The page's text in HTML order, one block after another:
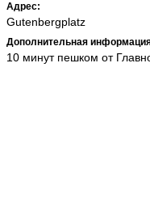
Адрес:
Gutenbergplatz
Дополнительная
10 минут пешком от